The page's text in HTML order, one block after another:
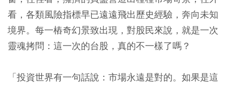
看，各類風險指標早已遠遠飛出歷史經驗，奔向未知
境界。每一樁奇幻景致出現，對股民來說，就是一次
靈魂拷問：這一次的台股，真的不一樣了嗎？
「投資世界有一句話說：市場永遠是對的。如果是這